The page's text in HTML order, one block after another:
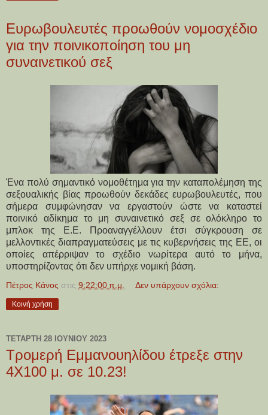
Ευρωβουλευτές προωθούν νομοσχέδιο
για την ποινικοποίηση του μη
συναινετικού σεξ
Ένα πολύ σημαντικό νομοθέτημα για την καταπολέμηση της
σεξουαλικής βίας προωθούν δεκάδες ευρωβουλευτές, που
σήμερα συμφώνησαν να εργαστούν ώστε να καταστεί
ποινικό αδίκημα το μη συναινετικό σεξ σε ολόκληρο το
μπλοκ της Ε.Ε. Προαναγγέλλουν έτσι σύγκρουση σε
μελλοντικές διαπραγματεύσεις με τις κυβερνήσεις της ΕΕ, οι
οποίες απέρριψαν το σχέδιο νωρίτερα αυτό το μήνα,
υποστηρίζοντας ότι δεν υπήρχε νομική βάση.
Πέτρος Κάνος στις 9:22:00 π.μ. Δεν υπάρχουν σχόλια:
Κοινή χρήση
ΤΕΤΆΡΤΗ 28 ΙΟΥΝΊΟΥ 2023
Τρομερή Εμμανουηλίδου έτρεξε στην
4X100 μ. σε 10.23!